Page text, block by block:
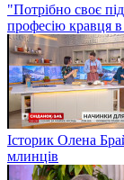
"Потрібно своє
професію кравця в
Історик Олена
млинців